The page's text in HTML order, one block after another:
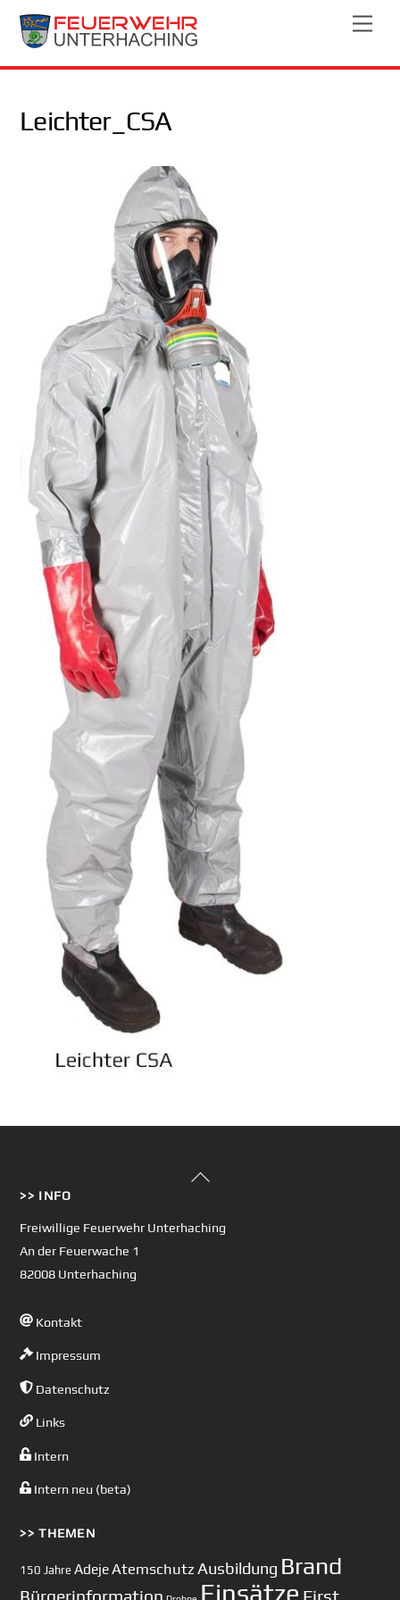
Skip
Leichter_CSA
Back
>> INFO
Freiwillige Feuerwehr Unterhaching
An der Feuerwache 1
82008 Unterhaching
Kontakt
Impressum
Datenschutz
Links
Intern
Intern neu (beta)
>> THEMEN
150 Jahre AdejeAtemschutz Ausbildung Brand
Einsätze First